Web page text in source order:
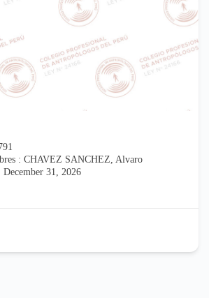
: CHAVEZ SANCHEZ, Alvaro
31, 2026